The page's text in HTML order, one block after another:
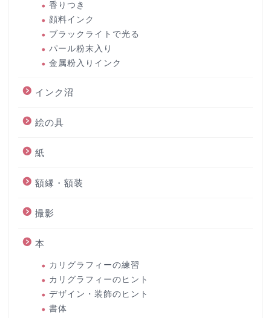
香りつき
顔料インク
ブラックライトで光る
パール粉末入り
金属粉入りインク
インク沼
絵の具
紙
額縁・額装
撮影
本
カリグラフィーの練習
カリグラフィーのヒント
デザイン・装飾のヒント
書体